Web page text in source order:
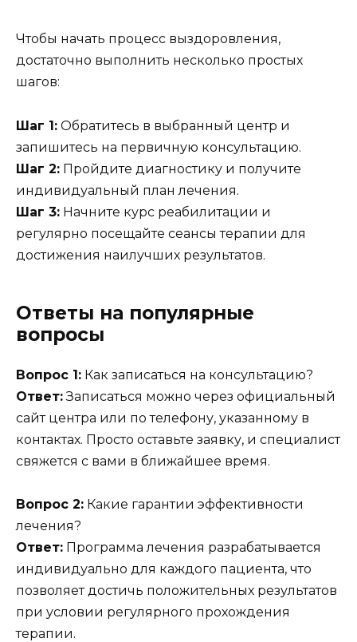
Чтобы начать процесс выздоровления,
достаточно выполнить несколько простых
шагов:
Шаг 1: Обратитесь в выбранный центр и
запишитесь на первичную консультацию.
Шаг 2: Пройдите диагностику и получите
индивидуальный план лечения.
Шаг 3: Начните курс реабилитации и
регулярно посещайте сеансы терапии для
достижения наилучших результатов.
Ответы на популярные
вопросы
Вопрос 1: Как записаться на консультацию?
Ответ:Записаться можно через официальный
сайт центра или по телефону, указанному в
контактах. Просто оставьте заявку, и специалист
свяжется с вами в ближайшее время.
Вопрос 2: Какие гарантии эффективности
лечения?
Ответ: Программа лечения разрабатывается
индивидуально для каждого пациента, что
позволяет достичь положительных результатов
при условии регулярного прохождения
терапии.